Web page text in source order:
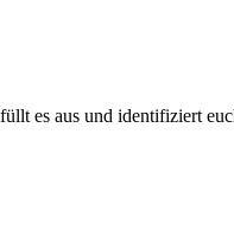
es aus und identifiziert